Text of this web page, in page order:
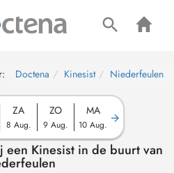
Doctena Kinesist Niederfeulen
ZA
8 Aug.
ZO
9 Aug.
MA
10 Aug.
een Kinesist in de buurt van